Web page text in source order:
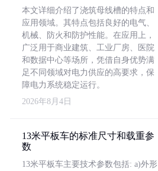
本文详细介绍了浇筑母线槽的特点和
应用领域。其特点包括良好的电气、
机械、防火和防护性能。在应用上，
广泛用于商业建筑、工业厂房、医院
和数据中心等场所，凭借自身优势满
足不同领域对电力供应的高要求，保
障电力系统稳定运行。
2026年8月4日
13米平板车的标准尺寸和载重参
数
13米平板车主要技术参数包括: a)外形